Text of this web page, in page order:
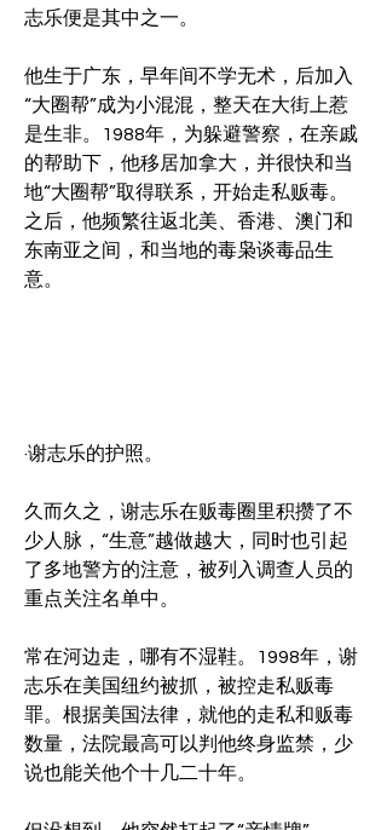
志乐便是其中之一。
他生于广东，早年间不学无术，后加入
“大圈帮”成为小混混，整天在大街上惹
是生非。1988年，为躲避警察，在亲戚
的帮助下，他移居加拿大，并很快和当
地“大圈帮”取得联系，开始走私贩毒。
之后，他频繁往返北美、香港、澳门和
东南亚之间，和当地的毒枭谈毒品生
意。
·谢志乐的护照。
久而久之，谢志乐在贩毒圈里积攒了不
少人脉，“生意”越做越大，同时也引起
了多地警方的注意，被列入调查人员的
重点关注名单中。
常在河边走，哪有不湿鞋。1998年，谢
志乐在美国纽约被抓，被控走私贩毒
罪。根据美国法律，就他的走私和贩毒
数量，法院最高可以判他终身监禁，少
说也能关他个十几二十年。